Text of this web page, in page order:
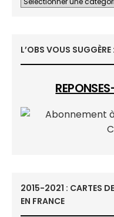
L’OBS VOUS SUGGÈRE :
2015-2021 : CARTES
EN FRANCE